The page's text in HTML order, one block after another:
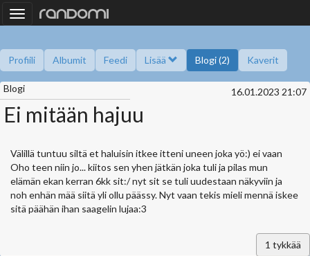
Toggle
navigation
Profiili Albumit Feedi Lisää Blogi (2) Kaverit
Kysy minulta Saavutukset
16.01.2023 21:07
Blogi
Ei mitään hajuu
Välillä tuntuu siltä et haluisin itkee itteni uneen joka yö:) ei vaan
Oho teen niin jo... kiitos sen yhen jätkän joka tuli ja pilas mun
elämän ekan kerran 6kk sit:/ nyt sit se tuli uudestaan näkyviin ja
noh enhän mää siitä yli ollu päässy. Nyt vaan tekis mieli mennä iskee
sitä päähän ihan saagelin lujaa:3
1 tykkää